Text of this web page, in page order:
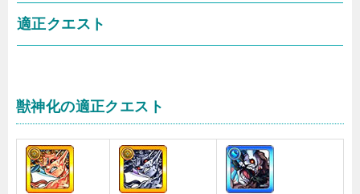
適正クエスト
獣神化の適正クエスト